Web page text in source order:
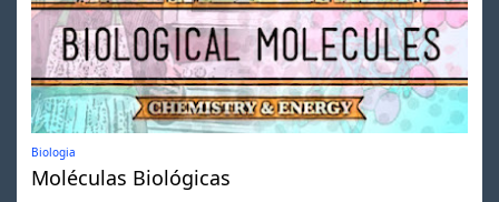
Biologia
Moléculas Biológicas